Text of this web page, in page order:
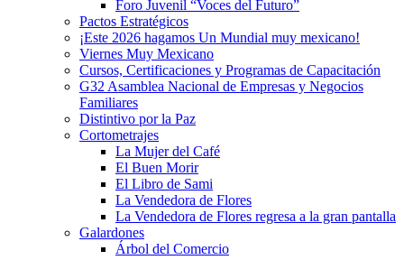
Foro Juvenil “Voces del Futuro”
Pactos Estratégicos
¡Este 2026 hagamos Un Mundial muy mexicano!
Viernes Muy Mexicano
Cursos, Certificaciones y Programas de Capacitación
G32 Asamblea Nacional de Empresas y Negocios
Familiares
Distintivo por la Paz
Cortometrajes
La Mujer del Café
El Buen Morir
El Libro de Sami
La Vendedora de Flores
La Vendedora de Flores regresa a la gran pantalla
Galardones
Árbol del Comercio